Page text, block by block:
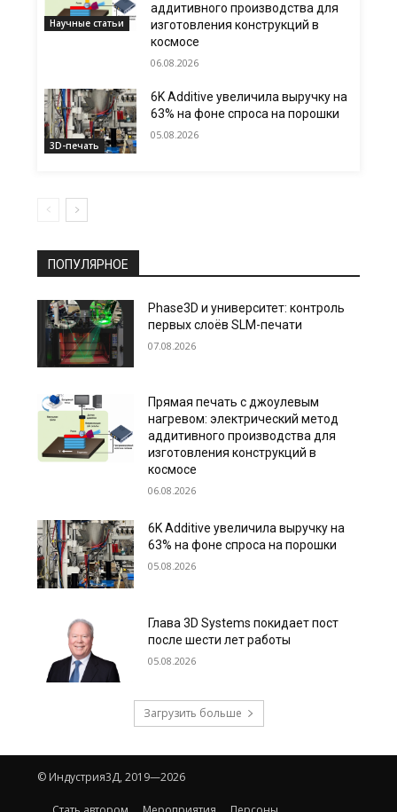
Научные статьи
аддитивного производства для
изготовления конструкций в
космосе
06.08.2026
3D-печать
6K Additive увеличила выручку на
63% на фоне спроса на порошки
05.08.2026
ПОПУЛЯРНОЕ
Phase3D и университет: контроль
первых слоёв SLM-печати
07.08.2026
Прямая печать с джоулевым
нагревом: электрический метод
аддитивного производства для
изготовления конструкций в
космосе
06.08.2026
6K Additive увеличила выручку на
63% на фоне спроса на порошки
05.08.2026
Глава 3D Systems покидает пост
после шести лет работы
05.08.2026
Загрузить больше
© Индустрия3Д, 2019—2026